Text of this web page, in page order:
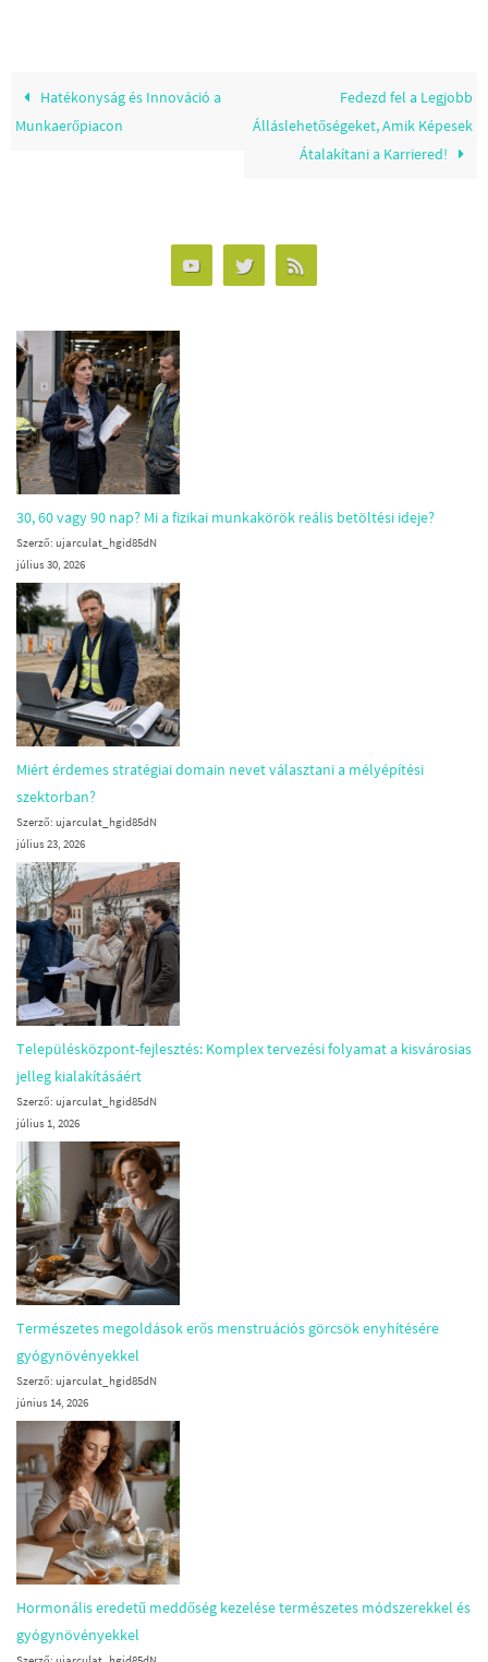
Hatékonyság és Innováció a
Munkaerőpiacon
Fedezd fel a Legjobb
Álláslehetőségeket, Amik Képesek
Átalakítani a Karriered!
30, 60 vagy 90 nap? Mi a fizikai munkakörök reális betöltési ideje?
Szerző: ujarculat_hgid85dN
július 30, 2026
Miért érdemes stratégiai domain nevet választani a mélyépítési
szektorban?
Szerző: ujarculat_hgid85dN
július 23, 2026
Településközpont-fejlesztés: Komplex tervezési folyamat a kisvárosias
jelleg kialakításáért
Szerző: ujarculat_hgid85dN
július 1, 2026
Természetes megoldások erős menstruációs görcsök enyhítésére
gyógynövényekkel
Szerző: ujarculat_hgid85dN
június 14, 2026
Hormonális eredetű meddőség kezelése természetes módszerekkel és
gyógynövényekkel